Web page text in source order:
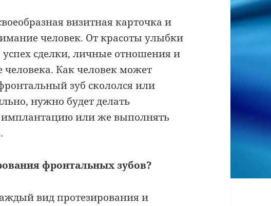
визитная карточка и
человек. От красоты улыбки
сделки, личные отношения и
человека. Как человек может
зуб скололся или
нужно будет делать
имплантацию или же выполнять
фронтальных зубов?
вид протезирования и